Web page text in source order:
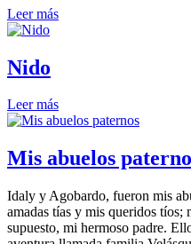
Leer más
Nido
Leer más
Mis abuelos
Idaly y Agobardo, fueron mis
amadas tías y mis queridos
supuesto, mi hermoso padre.